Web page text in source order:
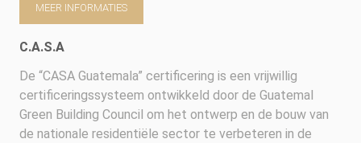
MEER INFORMATIES
C.A.S.A
De “CASA Guatemala” certificering is een vrijwillig
certificeringssysteem ontwikkeld door de Guatemal
Green Building Council om het ontwerp en de bouw van
de nationale residentiële sector te verbeteren in de